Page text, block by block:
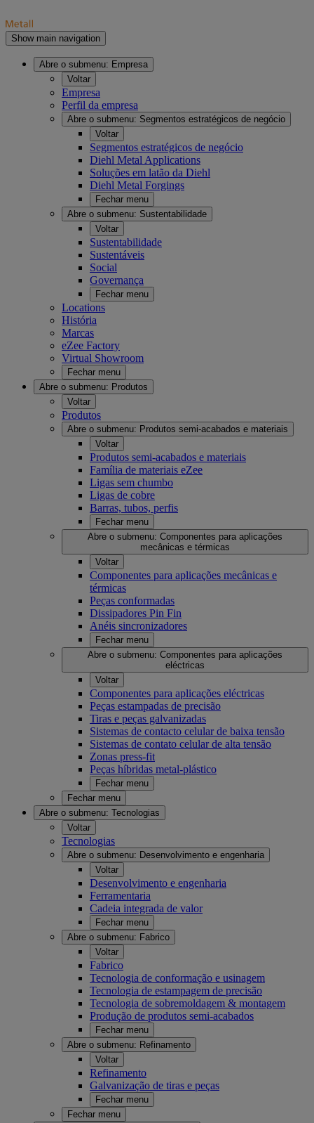
Show main navigation
Abre o submenu: Empresa
Voltar
Empresa
Perfil da empresa
Abre o submenu: Segmentos estratégicos de negócio
Voltar
Segmentos estratégicos de negócio
Diehl Metal Applications
Soluções em latão da Diehl
Diehl Metal Forgings
Fechar menu
Abre o submenu: Sustentabilidade
Voltar
Sustentabilidade
Sustentáveis
Social
Governança
Fechar menu
Locations
História
Marcas
eZee Factory
Virtual Showroom
Fechar menu
Abre o submenu: Produtos
Voltar
Produtos
Abre o submenu: Produtos semi-acabados e materiais
Voltar
Produtos semi-acabados e materiais
Família de materiais eZee
Ligas sem chumbo
Ligas de cobre
Barras, tubos, perfis
Fechar menu
Abre o submenu: Componentes para aplicações
mecânicas e térmicas
Voltar
Componentes para aplicações mecânicas e
térmicas
Peças conformadas
Dissipadores Pin Fin
Anéis sincronizadores
Fechar menu
Abre o submenu: Componentes para aplicações
eléctricas
Voltar
Componentes para aplicações eléctricas
Peças estampadas de precisão
Tiras e peças galvanizadas
Sistemas de contacto celular de baixa tensão
Sistemas de contato celular de alta tensão
Zonas press-fit
Peças híbridas metal-plástico
Fechar menu
Fechar menu
Abre o submenu: Tecnologias
Voltar
Tecnologias
Abre o submenu: Desenvolvimento e engenharia
Voltar
Desenvolvimento e engenharia
Ferramentaria
Cadeia integrada de valor
Fechar menu
Abre o submenu: Fabrico
Voltar
Fabrico
Tecnologia de conformação e usinagem
Tecnologia de estampagem de precisão
Tecnologia de sobremoldagem & montagem
Produção de produtos semi-acabados
Fechar menu
Abre o submenu: Refinamento
Voltar
Refinamento
Galvanização de tiras e peças
Fechar menu
Fechar menu